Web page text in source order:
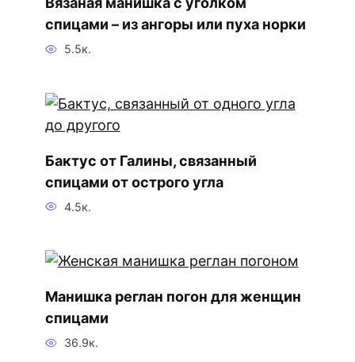
спицами – из ангоры или пуха норки
5.5к.
Бактус от Галины, связанный
спицами от острого угла
4.5к.
Манишка реглан погон для женщин
спицами
36.9к.